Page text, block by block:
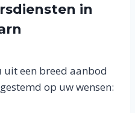
in
uit een breed aanbod
op uw wensen: